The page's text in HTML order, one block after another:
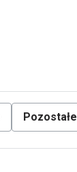
Pozostałe